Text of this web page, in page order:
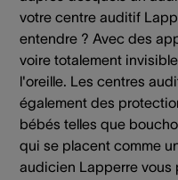
votre centre auditif
entendre ? Avec des
voire totalement
l'oreille. Les centres
également des
bébés telles que
qui se placent comme
audicien Lapperre vous